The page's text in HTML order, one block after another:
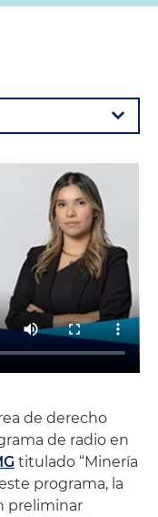
de derecho
de radio en
titulado “Minería
programa, la
preliminar